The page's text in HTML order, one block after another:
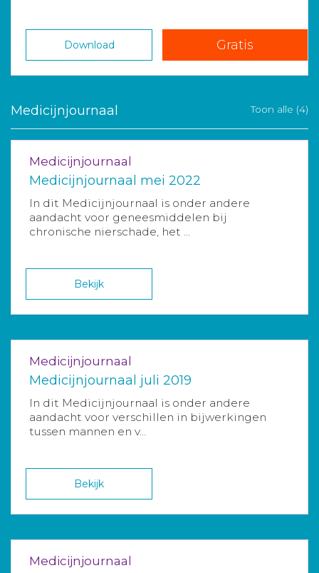
Download Gratis
Medicijnjournaal Toon alle (4)
Medicijnjournaal
Medicijnjournaal mei 2022
In dit Medicijnjournaal is onder andere
aandacht voor geneesmiddelen bij
chronische nierschade, het ...
Bekijk
Medicijnjournaal
Medicijnjournaal juli 2019
In dit Medicijnjournaal is onder andere
aandacht voor verschillen in bijwerkingen
tussen mannen en v...
Bekijk
Medicijnjournaal